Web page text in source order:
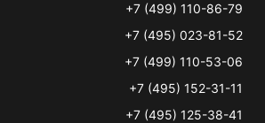
+7 (499) 110-86-79
+7 (495) 023-81-52
+7 (499) 110-53-06
+7 (495) 152-31-11
+7 (495) 125-38-41